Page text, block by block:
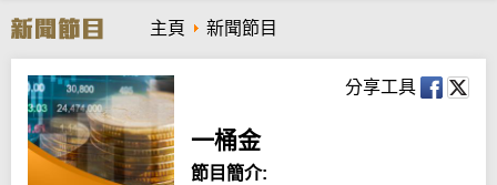
r
c
h
主頁 新聞節目
分享工具
一桶金
節目簡介: